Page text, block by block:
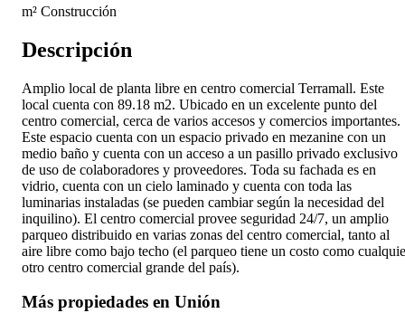
m² Construcción
Descripción
Amplio local de planta libre en centro comercial Terramall. Este
local cuenta con 89.18 m2. Ubicado en un excelente punto del
centro comercial, cerca de varios accesos y comercios importantes.
Este espacio cuenta con un espacio privado en mezanine con un
medio baño y cuenta con un acceso a un pasillo privado exclusivo
de uso de colaboradores y proveedores. Toda su fachada es en
vidrio, cuenta con un cielo laminado y cuenta con toda las
luminarias instaladas (se pueden cambiar según la necesidad del
inquilino). El centro comercial provee seguridad 24/7, un amplio
parqueo distribuido en varias zonas del centro comercial, tanto al
aire libre como bajo techo (el parqueo tiene un costo como
otro centro comercial grande del país).
Más propiedades en Unión